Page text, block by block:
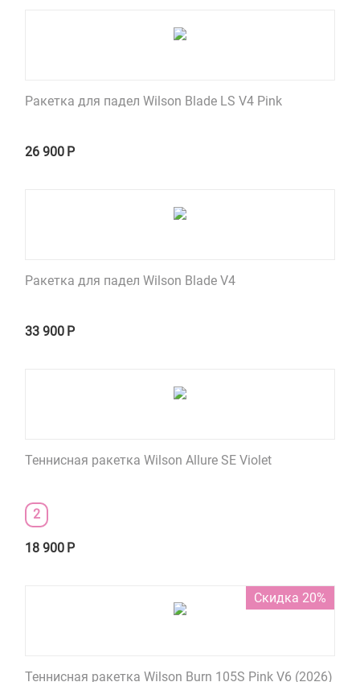
Ракетка для падел Wilson Blade LS V4 Pink
26 900 Р
Ракетка для падел Wilson Blade V4
33 900 Р
Теннисная ракетка Wilson Allure SE Violet
2
18 900 Р
Скидка 20%
Теннисная ракетка Wilson Burn 105S Pink V6 (2026)